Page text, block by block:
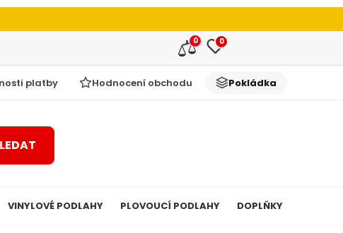
0 0
platby Hodnocení obchodu Pokládka
VINYLOVÉ PODLAHY PLOVOUCÍ PODLAHY DOPLŇKY